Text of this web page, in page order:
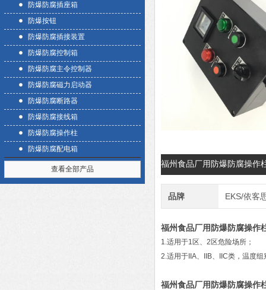
防爆防腐插座箱
防爆按钮
防爆防腐插接装置
防爆防腐控制箱
防爆防腐主令控制器
防爆防腐磁力启动器
防爆防腐断路器
防爆防腐接线箱
防爆防腐操作柱
防爆防腐配电箱
查看全部产品
福州食品厂用防爆防腐操作
品牌 EKS/依客
福州食品厂用防爆防腐操作
1.适用于1区、2区危险场所；
2.适用于IIA、IIB、IIC类，温度
福州食品厂用防爆防腐操作